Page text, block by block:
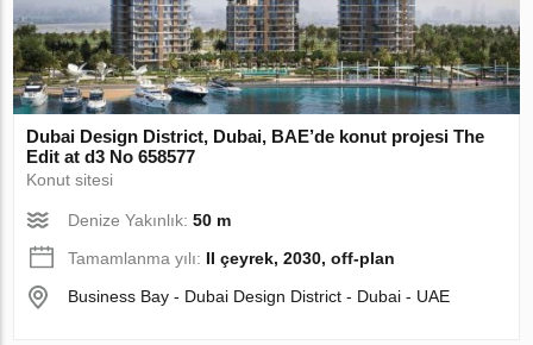
Dubai Design District, Dubai, BAE’de konut projesi The
Edit at d3 No 658577
Konut sitesi
Denize Yakınlık:50 m
Tamamlanma yılı: II çeyrek, 2030, off-plan
Business Bay - Dubai Design District - Dubai - UAE